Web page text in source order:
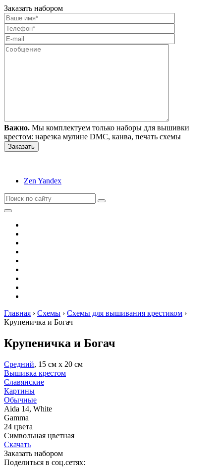
Заказать набором
Важно. Мы комплектуем только наборы для вышивки
крестом: нарезка мулине DMC, канва, печать схемы
Zen Yandex
Главная › Схемы › Схемы для вышивания крестиком ›
Крупеничка и Богач
Крупеничка и Богач
Средний, 15 см х 20 см
Вышивка крестом
Славянские
Картины
Обычные
Aida 14, White
Gamma
24 цвета
Символьная цветная
Скачать
Заказать набором
Поделиться в соц.сетях: